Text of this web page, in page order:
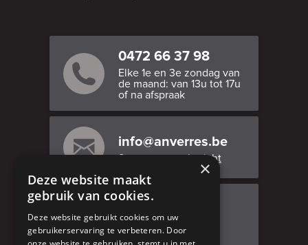
0472 66 37 98
Elke 1e en 3e zondag van
de maand: van 13u tot 17u
of na afspraak
info@anverres.be
Stuur ons een bericht
Adresgegevens
×
Deze website maakt
gebruik van cookies.
Deze website gebruikt cookies om uw
gebruikerservaring te verbeteren. Door